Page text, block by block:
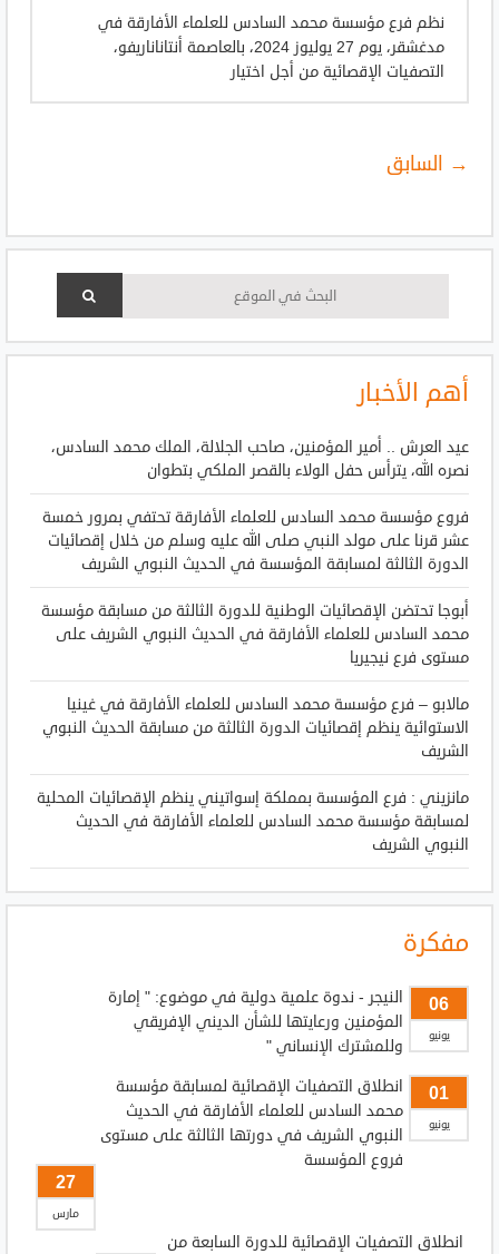
نظم فرع مؤسسة محمد السادس للعلماء الأفارقة في
مدغشقر، يوم 27 يوليوز 2024، بالعاصمة أنتاناناريفو،
التصفيات الإقصائية من أجل اختيار
→ السابق
أهم الأخبار
عيد العرش .. أمير المؤمنين، صاحب الجلالة، الملك محمد السادس،
نصره الله، يترأس حفل الولاء بالقصر الملكي بتطوان
فروع مؤسسة محمد السادس للعلماء الأفارقة تحتفي بمرور خمسة
عشر قرنا على مولد النبي صلى الله عليه وسلم من خلال إقصائيات
الدورة الثالثة لمسابقة المؤسسة في الحديث النبوي الشريف
أبوجا تحتضن الإقصائيات الوطنية للدورة الثالثة من مسابقة مؤسسة
محمد السادس للعلماء الأفارقة في الحديث النبوي الشريف على
مستوى فرع نيجيريا
مالابو – فرع مؤسسة محمد السادس للعلماء الأفارقة في غينيا
الاستوائية ينظم إقصائيات الدورة الثالثة من مسابقة الحديث النبوي
الشريف
مانزيني : فرع المؤسسة بمملكة إسواتيني ينظم الإقصائيات المحلية
لمسابقة مؤسسة محمد السادس للعلماء الأفارقة في الحديث
النبوي الشريف
مفكرة
06
يونيو
النيجر - ندوة علمية دولية في موضوع: " إمارة
المؤمنين ورعايتها للشأن الديني الإفريقي
وللمشترك الإنساني "
01
يونيو
انطلاق التصفيات الإقصائية لمسابقة مؤسسة
محمد السادس للعلماء الأفارقة في الحديث
النبوي الشريف في دورتها الثالثة على مستوى
فروع المؤسسة
27
مارس
انطلاق التصفيات الإقصائية للدورة السابعة من